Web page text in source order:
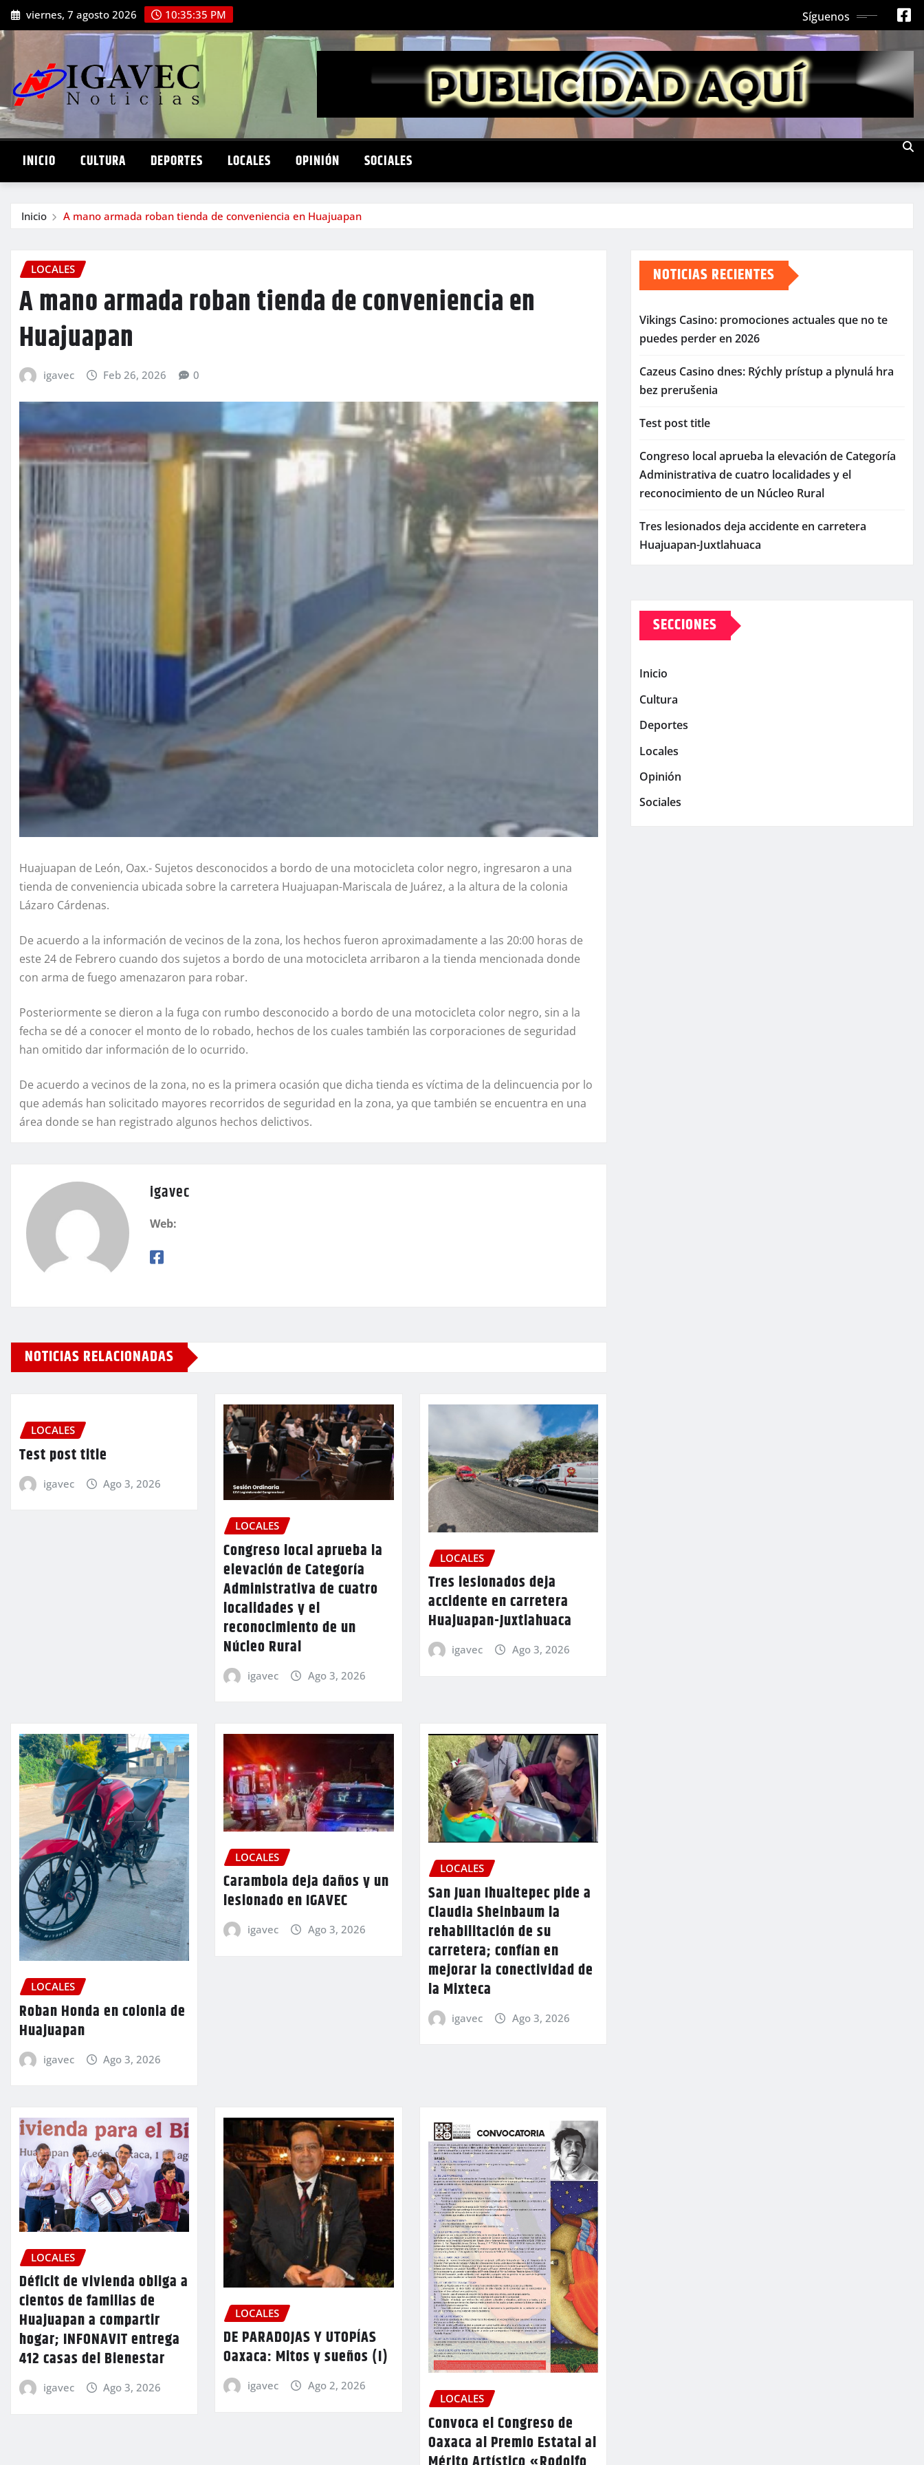
Saltar
al
contenido
viernes, 7 agosto 2026 10:35:36 PM Síguenos
INICIO CULTURA DEPORTES LOCALES OPINIÓN SOCIALES
Inicio A mano armada roban tienda de conveniencia en Huajuapan
LOCALES
A mano armada roban tienda de conveniencia en
Huajuapan
igavec Feb 26, 2026 0
Huajuapan de León, Oax.- Sujetos desconocidos a bordo de una motocicleta color negro, ingresaron a una
tienda de conveniencia ubicada sobre la carretera Huajuapan-Mariscala de Juárez, a la altura de la colonia
Lázaro Cárdenas.
De acuerdo a la información de vecinos de la zona, los hechos fueron aproximadamente a las 20:00 horas de
este 24 de Febrero cuando dos sujetos a bordo de una motocicleta arribaron a la tienda mencionada donde
con arma de fuego amenazaron para robar.
Posteriormente se dieron a la fuga con rumbo desconocido a bordo de una motocicleta color negro, sin a la
fecha se dé a conocer el monto de lo robado, hechos de los cuales también las corporaciones de seguridad
han omitido dar información de lo ocurrido.
De acuerdo a vecinos de la zona, no es la primera ocasión que dicha tienda es víctima de la delincuencia por lo
que además han solicitado mayores recorridos de seguridad en la zona, ya que también se encuentra en una
área donde se han registrado algunos hechos delictivos.
igavec
Web:
NOTICIAS RELACIONADAS
LOCALES
Test post title
igavec Ago 3, 2026
LOCALES
Congreso local aprueba la
elevación de Categoría
Administrativa de cuatro
localidades y el
reconocimiento de un
Núcleo Rural
igavec Ago 3, 2026
LOCALES
Tres lesionados deja
accidente en carretera
Huajuapan-Juxtlahuaca
igavec Ago 3, 2026
LOCALES
Roban Honda en colonia de
Huajuapan
igavec Ago 3, 2026
LOCALES
Carambola deja daños y un
lesionado en IGAVEC
igavec Ago 3, 2026
LOCALES
San Juan Ihualtepec pide a
Claudia Sheinbaum la
rehabilitación de su
carretera; confían en
mejorar la conectividad de
la Mixteca
igavec Ago 3, 2026
LOCALES
Déficit de vivienda obliga a
cientos de familias de
Huajuapan a compartir
hogar; INFONAVIT entrega
412 casas del Bienestar
igavec Ago 3, 2026
LOCALES
DE PARADOJAS Y UTOPÍAS
Oaxaca: Mitos y sueños (I)
igavec
Ago 2, 2026
LOCALES
Convoca el Congreso de
Oaxaca al Premio Estatal al
NOTICIAS RECIENTES
Vikings Casino: promociones actuales que no te
puedes perder en 2026
Cazeus Casino dnes: Rýchly prístup a plynulá hra
bez prerušenia
Test post title
Congreso local aprueba la elevación de Categoría
Administrativa de cuatro localidades y el
reconocimiento de un Núcleo Rural
Tres lesionados deja accidente en carretera
Huajuapan-Juxtlahuaca
SECCIONES
Inicio
Cultura
Deportes
Locales
Opinión
Sociales